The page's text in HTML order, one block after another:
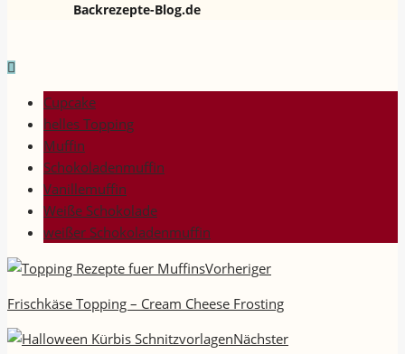
Backrezepte-Blog.de
Cupcake
helles Topping
Muffin
Schokoladenmuffin
Vanillemuffin
Weiße Schokolade
weißer Schokoladenmuffin
Vorheriger
Frischkäse Topping – Cream Cheese Frosting
Nächster